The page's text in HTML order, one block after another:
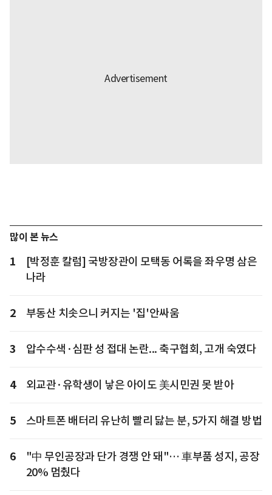
많이 본 뉴스
1
[박정훈 칼럼] 국방장관이 모택동 어록을 좌우명 삼은
나라
2 부동산 치솟으니 커지는 '집'안싸움
3 압수수색·심판 성 접대 논란... 축구협회, 고개 숙였다
4 외교관·유학생이 낳은 아이도 美시민권 못 받아
5 스마트폰 배터리 유난히 빨리 닳는 분, 5가지 해결 방법
6
"中 무인공장과 단가 경쟁 안 돼"… 車부품 성지, 공장
20% 멈췄다